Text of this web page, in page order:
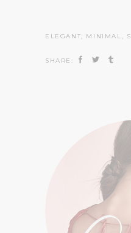
ELEGANT MINIMAL
SHARE: